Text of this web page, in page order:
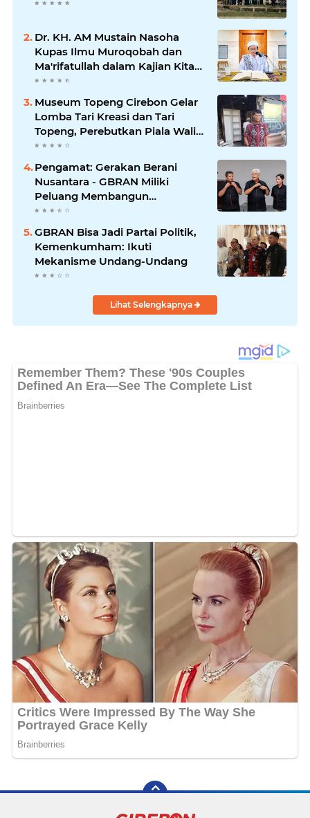
Dr. KH. AM Mustain Nasoha
Kupas Ilmu Muroqobah dan
Ma'rifatullah dalam Kajian Kitab
Ihya' Ulumuddin
Museum Topeng Cirebon Gelar
Lomba Tari Kreasi dan Tari
Topeng, Perebutkan Piala Wali
Kota
Pengamat: Gerakan Berani
Nusantara - GBRAN Miliki
Peluang Membangun
Identitasnya Sendiri
GBRAN Bisa Jadi Partai Politik,
Kemenkumham: Ikuti
Mekanisme Undang-Undang
Lihat Selengkapnya